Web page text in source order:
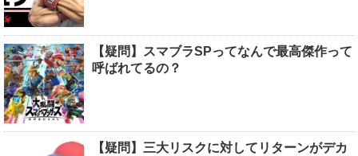
【疑問】スマブラSPってなんで最高傑作って
呼ばれてるの？
【疑問】三大リスクに対してリターンがデカ